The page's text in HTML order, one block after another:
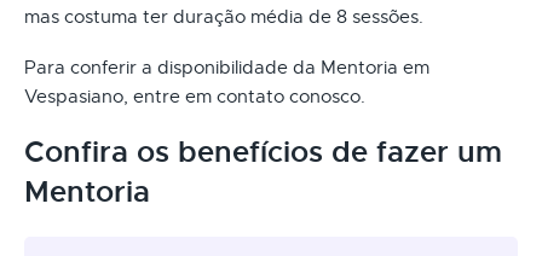
mas costuma ter duração média de 8 sessões.
Para conferir a disponibilidade da Mentoria em
Vespasiano, entre em contato conosco.
Confira os benefícios de fazer um
Mentoria